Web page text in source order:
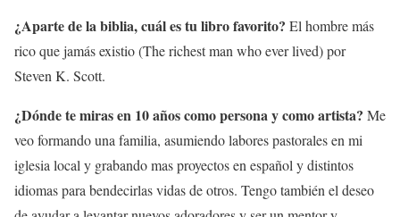
¿Aparte de la biblia, cuál es tu libro favorito? El hombre más
rico que jamás existio (The richest man who ever lived) por
Steven K. Scott.
¿Dónde te miras en 10 años como persona y como artista? Me
veo formando una familia, asumiendo labores pastorales en mi
iglesia local y grabando mas proyectos en español y distintos
idiomas para bendecirlas vidas de otros. Tengo también el deseo